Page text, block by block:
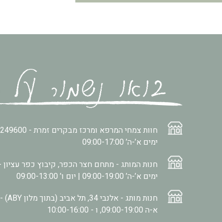
חוות צמחי המרפא ומרכז מבקרים זמרת -
ימים א’-ה’ 09:00-17:00
חנות המותג - מתחם חצר הכפר, קיבוץ כפר עציון
ימים א’-ה’ 09:00-19:00 | יום ו’ 09:00-13:00
חנות מותג - אלנבי 34, תל אביב (בתוך מלון ABY) -
א-ה 09:00-19:00, ו - 10:00-16:00